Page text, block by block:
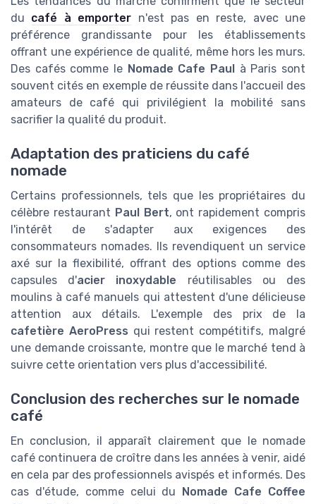
du café à emporter n'est pas en reste, avec une
préférence grandissante pour les établissements
offrant une expérience de qualité, même hors les murs.
Des cafés comme le Nomade Cafe Paul à Paris sont
souvent cités en exemple de réussite dans l'accueil des
amateurs de café qui privilégient la mobilité sans
sacrifier la qualité du produit.
Adaptation des praticiens du café
nomade
Certains professionnels, tels que les propriétaires du
célèbre restaurant Paul Bert, ont rapidement compris
l'intérêt de s'adapter aux exigences des
consommateurs nomades. Ils revendiquent un service
axé sur la flexibilité, offrant des options comme des
capsules d'acier inoxydable réutilisables ou des
moulins à café manuels qui attestent d'une délicieuse
attention aux détails. L'exemple des prix de la
cafetière AeroPress qui restent compétitifs, malgré
une demande croissante, montre que le marché tend à
suivre cette orientation vers plus d'accessibilité.
Conclusion des recherches sur le nomade
café
En conclusion, il apparaît clairement que le nomade
café continuera de croître dans les années à venir, aidé
en cela par des professionnels avispés et informés. Des
cas d'étude, comme celui du
Nomade Cafe Coffee